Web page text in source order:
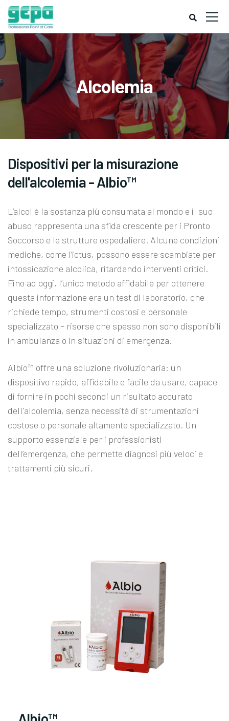
Alcolemia
Dispositivi per la misurazione
dell'alcolemia - Albio™
L’alcol è la sostanza più consumata al mondo e il suo
abuso rappresenta una sfida crescente per i Pronto
Soccorso e le strutture ospedaliere. Alcune condizioni
mediche, come l’ictus, possono essere scambiate per
intossicazione alcolica, ritardando interventi critici.
Fino ad oggi, l’unico metodo affidabile per ottenere
questa informazione era un test di laboratorio, che
richiede tempo, strumenti costosi e personale
specializzato – risorse che spesso non sono disponibili
in ambulanza o in situazioni di emergenza.
Albio™ offre una soluzione rivoluzionaria: un
dispositivo rapido, affidabile e facile da usare, capace
di fornire in pochi secondi un risultato accurato
dell'alcolemia, senza necessità di strumentazioni
costose o personale altamente specializzato. Un
supporto essenziale per i professionisti
dell’emergenza, che permette diagnosi più veloci e
trattamenti più sicuri.